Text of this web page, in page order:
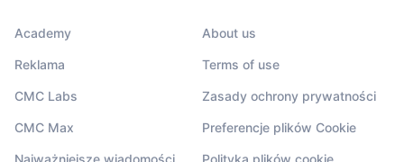
Academy
Reklama
CMC Labs
CMC Max
Najważniejsze wiadomości
About us
Terms of use
Zasady ochrony prywatności
Preferencje plików Cookie
Polityka plików cookie